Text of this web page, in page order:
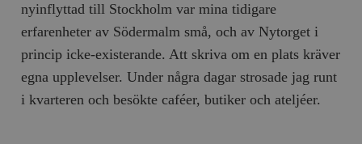
nyinflyttad till Stockholm var mina tidigare
erfarenheter av Södermalm små, och av Nytorget i
princip icke-existerande. Att skriva om en plats kräver
egna upplevelser. Under några dagar strosade jag runt
i kvarteren och besökte caféer, butiker och ateljéer.